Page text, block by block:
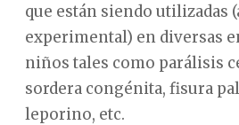
que están siendo utilizadas
experimental) en diversas
niños tales como parálisis
sordera congénita, fisura
leporino, etc.